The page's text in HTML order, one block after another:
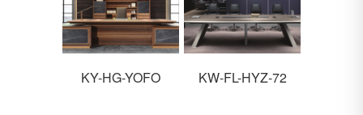
KY-HG-YOFO KW-FL-HYZ-72